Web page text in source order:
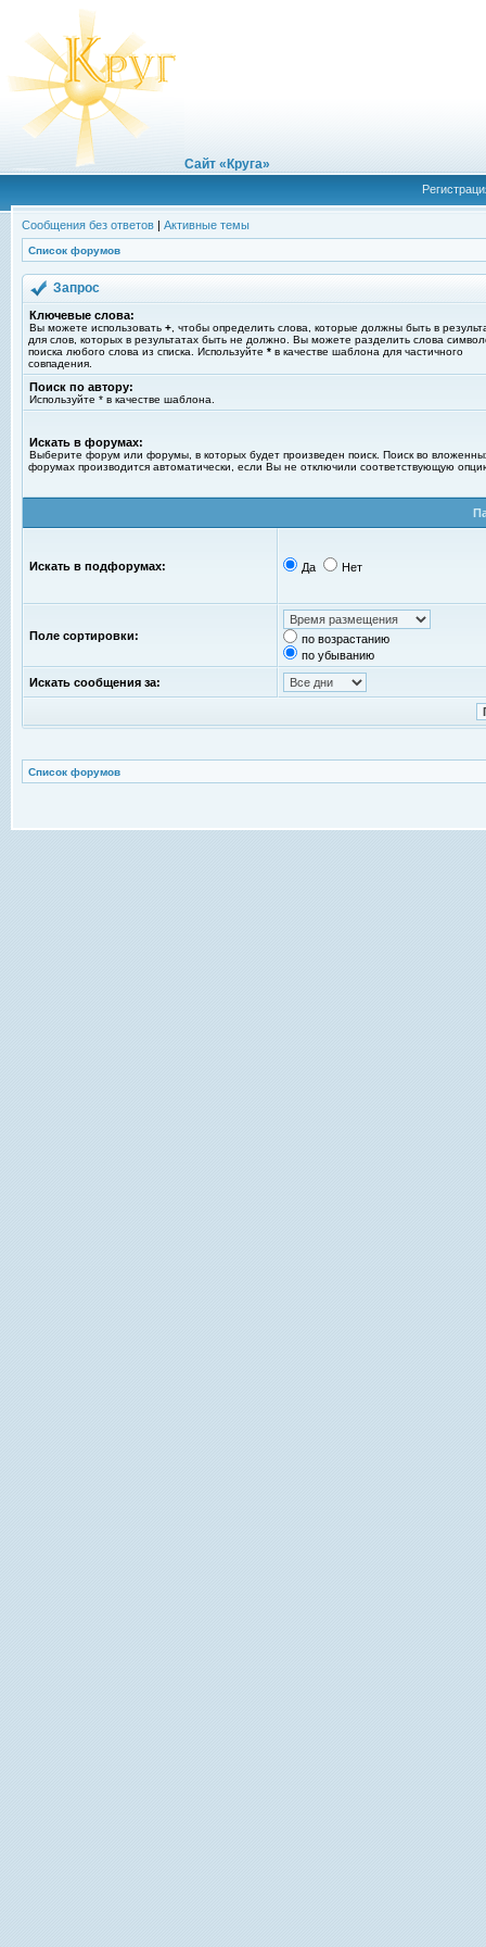
Сайт «Круга»
Сообщения без ответов | Активные темы
Список форумов
Запрос
Ключевые слова:
Вы можете использовать + , чтобы определить слова, которые должны быть в
для слов, которых в результатах быть не должно. Вы можете разделить слова
поиска любого слова из списка. Используйте * в качестве шаблона для частичного
совпадения.
Поиск по автору:
Используйте * в качестве шаблона.
Искать в форумах:
Выберите форум или форумы, в которых будет произведен поиск. Поиск во
форумах производится автоматически, если Вы не отключили соответствующую
Искать в подфорумах: Да Нет
Поле сортировки:
по возрастанию
по убыванию
Искать сообщения за:
Список форумов